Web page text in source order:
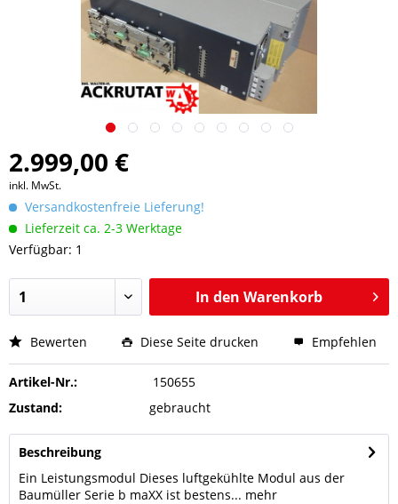
2.999,00 €
inkl. MwSt.
Versandkostenfreie Lieferung!
Lieferzeit ca. 2-3 Werktage
Verfügbar: 1
In den Warenkorb
Bewerten Diese Seite drucken Empfehlen
Artikel-Nr.:
150655
Zustand:
gebraucht
Beschreibung
Ein Leistungsmodul Dieses luftgekühlte Modul aus der
Baumüller Serie b maXX ist bestens... mehr